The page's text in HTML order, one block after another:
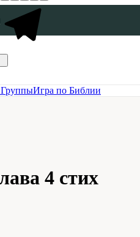
ГруппыИгра по Библии
4 стих